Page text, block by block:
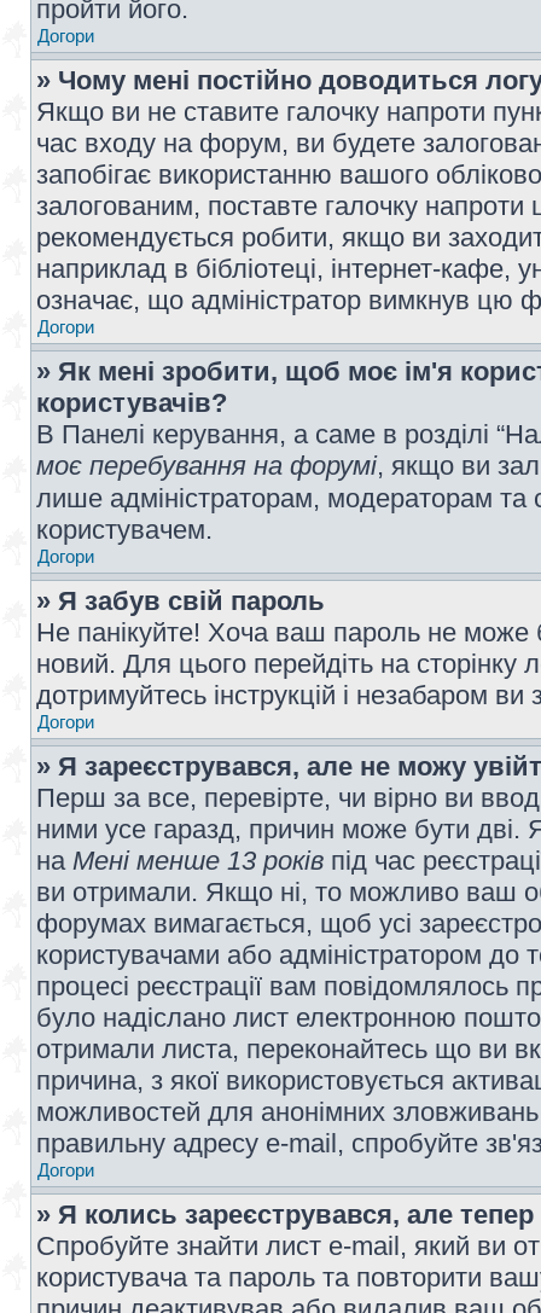
пройти його.
Догори
» Чому мені постійно доводиться
Якщо ви не ставите галочку напроти
час входу на форум, ви будете
запобігає використанню вашого
залогованим, поставте галочку
рекомендується робити, якщо ви
наприклад в бібліотеці, інтернет-кафе,
означає, що адміністратор вимкнув цю
Догори
» Як мені зробити, щоб моє ім'я
користувачів?
В Панелі керування, а саме в розділі
моє перебування на форумі, якщо ви
лише адміністраторам, модераторам
користувачем.
Догори
» Я забув свій пароль
Не панікуйте! Хоча ваш пароль не може
новий. Для цього перейдіть на сторінку
дотримуйтесь інструкцій і незабаром
Догори
» Я зареєструвався, але не можу
Перш за все, перевірте, чи вірно ви
ними усе гаразд, причин може бути дві.
на Мені менше 13 років під час
ви отримали. Якщо ні, то можливо ваш
форумах вимагається, щоб усі
користувачами або адміністратором до
процесі реєстрації вам повідомлялось
було надіслано лист електронною
отримали листа, переконайтесь що ви
причина, з якої використовується
можливостей для анонімних
правильну адресу e-mail, спробуйте
Догори
» Я колись зареєструвався, але
Спробуйте знайти лист e-mail, який ви
користувача та пароль та повторити